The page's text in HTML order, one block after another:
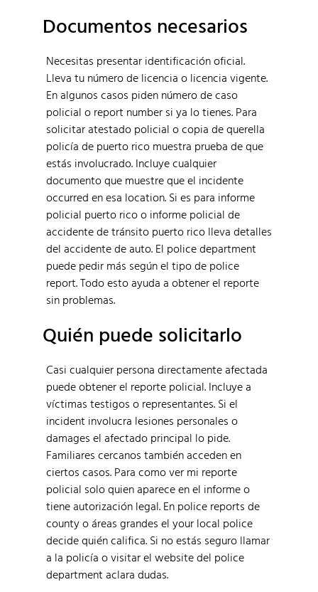
Documentos necesarios
Necesitas presentar identificación oficial.
Lleva tu número de licencia o licencia vigente.
En algunos casos piden número de caso
policial o report number si ya lo tienes. Para
solicitar atestado policial o copia de querella
policía de puerto rico muestra prueba de que
estás involucrado. Incluye cualquier
documento que muestre que el incidente
occurred en esa location. Si es para informe
policial puerto rico o informe policial de
accidente de tránsito puerto rico lleva detalles
del accidente de auto. El police department
puede pedir más según el tipo de police
report. Todo esto ayuda a obtener el reporte
sin problemas.
Quién puede solicitarlo
Casi cualquier persona directamente afectada
puede obtener el reporte policial. Incluye a
víctimas testigos o representantes. Si el
incident involucra lesiones personales o
damages el afectado principal lo pide.
Familiares cercanos también acceden en
ciertos casos. Para como ver mi reporte
policial solo quien aparece en el informe o
tiene autorización legal. En police reports de
county o áreas grandes el your local police
decide quién califica. Si no estás seguro llamar
a la policía o visitar el website del police
department aclara dudas.